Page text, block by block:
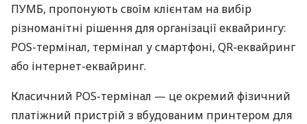
ПУМБ, пропонують своїм клієнтам на вибір
різноманітні рішення для організації еквайрингу:
POS-термінал, термінал у смартфоні, QR-еквайринг
або інтернет-еквайринг.
Класичний POS-термінал — це окремий фізичний
платіжний пристрій з вбудованим принтером для